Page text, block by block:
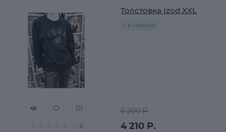
0
Толстовка Izod XXL
в наличии
6 200 Р.
4 210 Р.